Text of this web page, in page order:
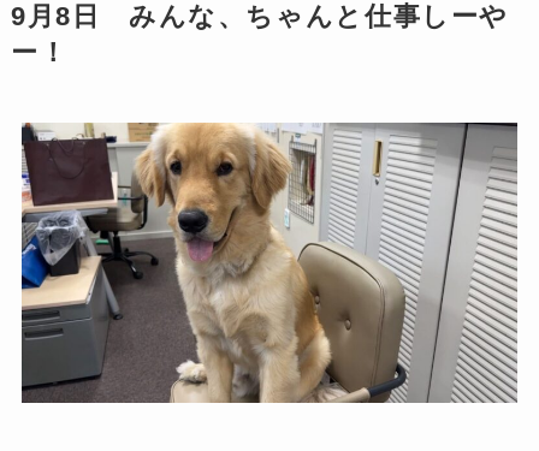
9月8日 みんな、ちゃんと仕事しーや
ー！